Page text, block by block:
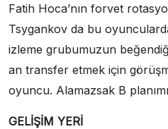
Fatih Hoca’nın forvet
Tsygankov da bu
izleme grubumuzun
an transfer etmek için
oyuncu. Alamazsak B
GELİŞİM YERİ